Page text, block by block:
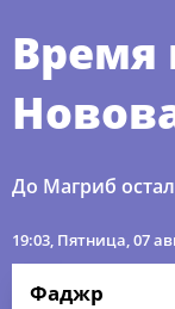
Время
До Магриб
19:03, Пятница, 07
Фаджр